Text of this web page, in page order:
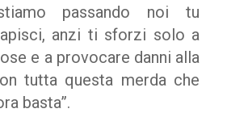
passando noi tu
anzi ti sforzi solo a
e a provocare danni alla
tutta questa merda che
basta”.